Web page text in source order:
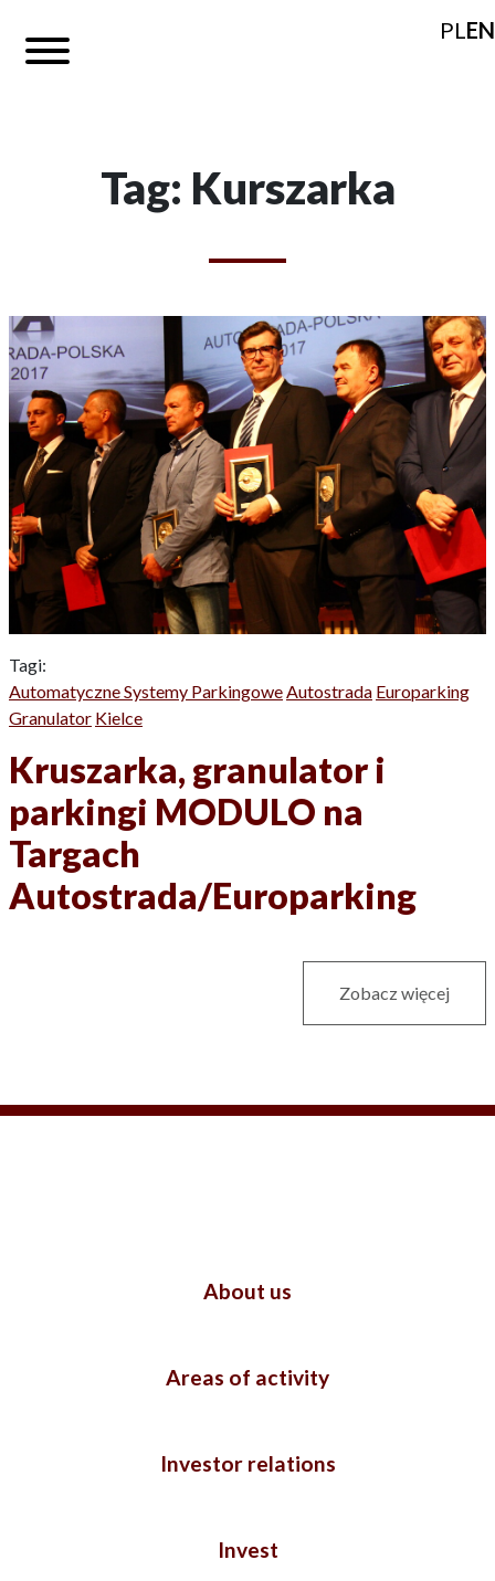
PLEN
Tag: Kurszarka
Tagi:
Automatyczne Systemy Parkingowe Autostrada Europarking
Granulator Kielce
Kruszarka, granulator i
parkingi MODULO na
Targach
Autostrada/Europarking
Zobacz więcej
About us
Areas of activity
Investor relations
Invest